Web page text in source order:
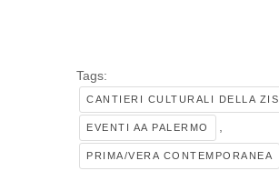
Tags:
CANTIERI CULTURALI DELLA
EVENTI AA PALERMO
PRIMA/VERA CONTEMPORANEA